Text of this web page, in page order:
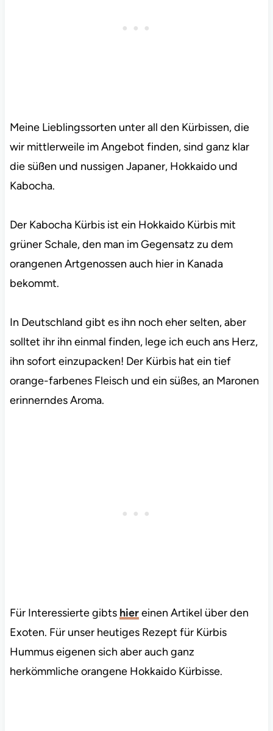
Meine Lieblingssorten unter all den Kürbissen, die
wir mittlerweile im Angebot finden, sind ganz klar
die süßen und nussigen Japaner, Hokkaido und
Kabocha.
Der Kabocha Kürbis ist ein Hokkaido Kürbis mit
grüner Schale, den man im Gegensatz zu dem
orangenen Artgenossen auch hier in Kanada
bekommt.
In Deutschland gibt es ihn noch eher selten, aber
solltet ihr ihn einmal finden, lege ich euch ans Herz,
ihn sofort einzupacken! Der Kürbis hat ein tief
orange-farbenes Fleisch und ein süßes, an Maronen
erinnerndes Aroma.
Für Interessierte gibts hiereinen Artikel über den
Exoten. Für unser heutiges Rezept für Kürbis
Hummus eigenen sich aber auch ganz
herkömmliche orangene Hokkaido Kürbisse.